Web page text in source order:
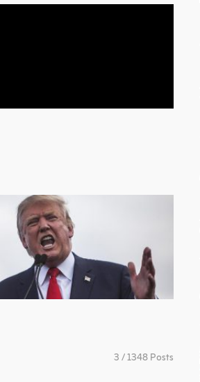
3 / 1348 Posts
تونس في
قلب
معركة
النفوذ
بوصلة …
لا سلاحا
يشهر في
غير الإتجاه
0